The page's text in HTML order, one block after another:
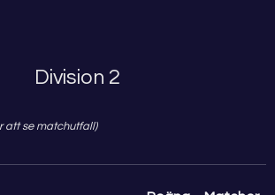
Division 2
att se matchutfall)